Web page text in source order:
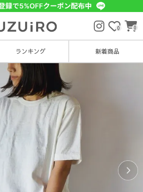
0 0
ランキング 新着商品